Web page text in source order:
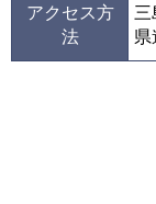
アクセス方
法
三